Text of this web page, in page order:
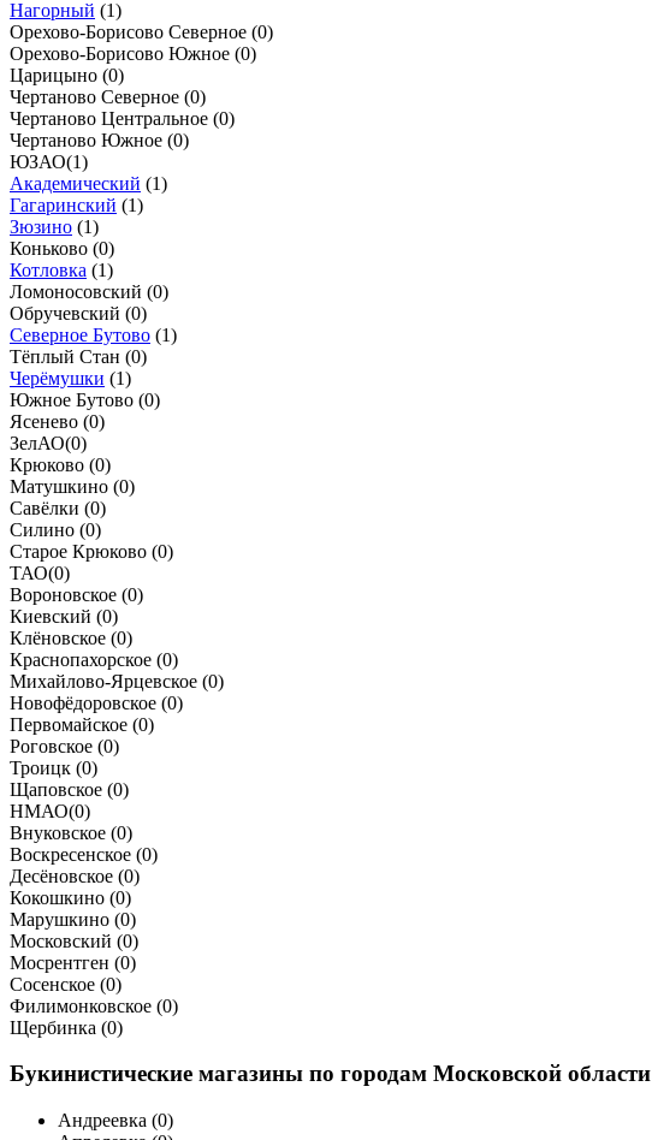
Нагорный (1)
Орехово-Борисово Северное (0)
Орехово-Борисово Южное (0)
Царицыно (0)
Чертаново Северное (0)
Чертаново Центральное (0)
Чертаново Южное (0)
ЮЗАО(1)
Академический (1)
Гагаринский (1)
Зюзино (1)
Коньково (0)
Котловка (1)
Ломоносовский (0)
Обручевский (0)
Северное Бутово (1)
Тёплый Стан (0)
Черёмушки (1)
Южное Бутово (0)
Ясенево (0)
ЗелАО(0)
Крюково (0)
Матушкино (0)
Савёлки (0)
Силино (0)
Старое Крюково (0)
ТАО(0)
Вороновское (0)
Киевский (0)
Клёновское (0)
Краснопахорское (0)
Михайлово-Ярцевское (0)
Новофёдоровское (0)
Первомайское (0)
Роговское (0)
Троицк (0)
Щаповское (0)
НМАО(0)
Внуковское (0)
Воскресенское (0)
Десёновское (0)
Кокошкино (0)
Марушкино (0)
Московский (0)
Мосрентген (0)
Сосенское (0)
Филимонковское (0)
Щербинка (0)
Букинистические магазины по городам Московской области
Андреевка (0)